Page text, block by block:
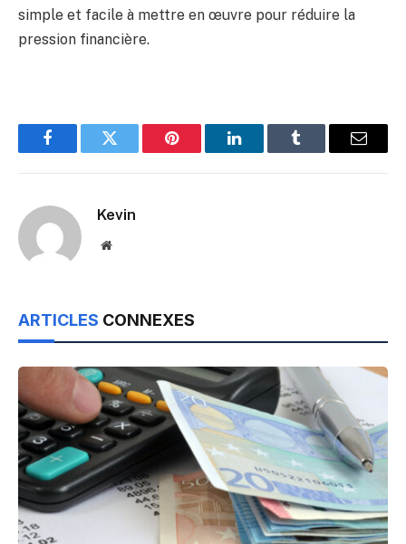
simple et facile à mettre en œuvre pour réduire la
pression financière.
FacebookTwitter Pinterest LinkedInTumblr Email
Kevin
Website
ARTICLES CONNEXES